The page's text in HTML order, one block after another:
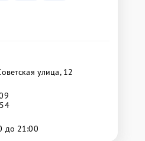
улица, 12
до 21:00